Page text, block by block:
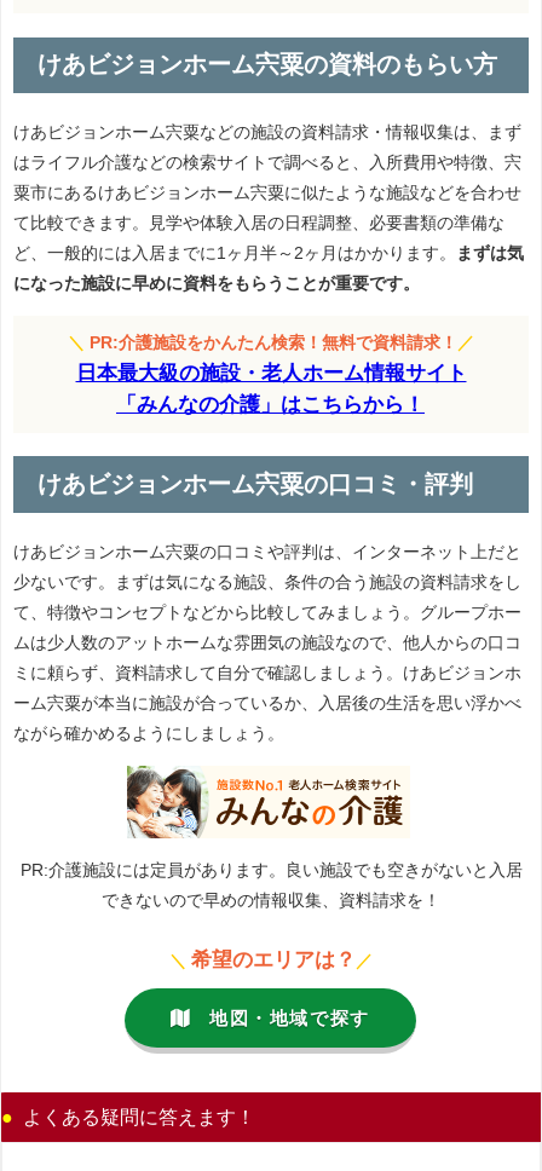
けあビジョンホーム宍粟の資料のもらい方
けあビジョンホーム宍粟などの施設の資料請求・情報収集は、まず
はライフル介護などの検索サイトで調べると、入所費用や特徴、宍
粟市にあるけあビジョンホーム宍粟に似たような施設などを合わせ
て比較できます。見学や体験入居の日程調整、必要書類の準備な
ど、一般的には入居までに1ヶ月半～2ヶ月はかかります。
まずは気
になった施設に早めに資料をもらうことが重要です。
＼ PR:介護施設をかんたん検索！無料で資料請求！ ／
日本最大級の施設・老人ホーム情報サイト
「みんなの介護」はこちらから！
けあビジョンホーム宍粟の口コミ・評判
けあビジョンホーム宍粟の口コミや評判は、インターネット上だと
少ないです。まずは気になる施設、条件の合う施設の資料請求をし
て、特徴やコンセプトなどから比較してみましょう。グループホー
ムは少人数のアットホームな雰囲気の施設なので、他人からの口コ
ミに頼らず、資料請求して自分で確認しましょう。けあビジョンホ
ーム宍粟が本当に施設が合っているか、入居後の生活を思い浮かべ
ながら確かめるようにしましょう。
PR:介護施設には定員があります。良い施設でも空きがないと入居
できないので早めの情報収集、資料請求を！
＼ 希望のエリアは？ ／
地図・地域で探す
よくある疑問に答えます！